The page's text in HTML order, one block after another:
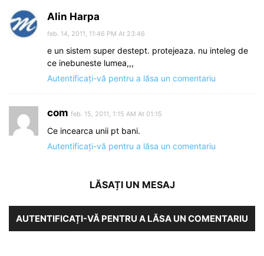
Alin Harpa
feb. 14, 2011, 11:46 PM At 23:46
e un sistem super destept. protejeaza. nu inteleg de
ce inebuneste lumea,,,
Autentificați-vă pentru a lăsa un comentariu
com feb. 15, 2011, 1:15 AM At 01:15
Ce incearca unii pt bani.
Autentificați-vă pentru a lăsa un comentariu
LĂSAȚI UN MESAJ
AUTENTIFICAȚI-VĂ PENTRU A LĂSA UN COMENTARIU